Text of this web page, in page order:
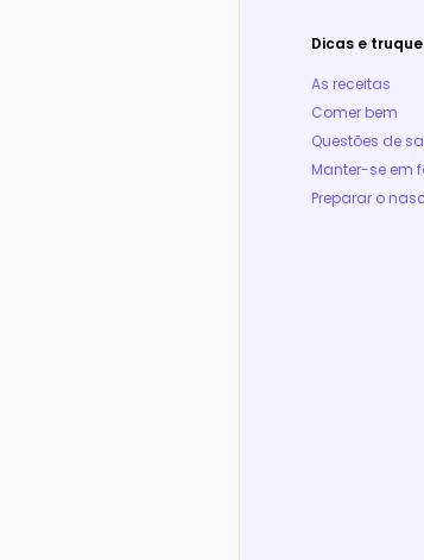
Dicas e
As receitas
Comer bem
Questões de
Manter-se em
Preparar o